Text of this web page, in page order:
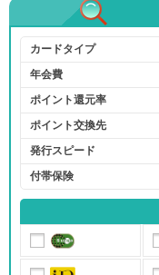
カードタイプ
年会費
ポイント還元率
ポイント交換先
発行スピード
付帯保険